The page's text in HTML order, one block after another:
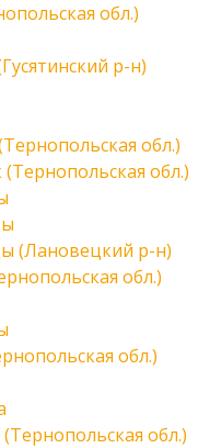
обл.)
р-н)
обл.)
обл.)
(Лановецкий р-н)
обл.)
обл.)
обл.)